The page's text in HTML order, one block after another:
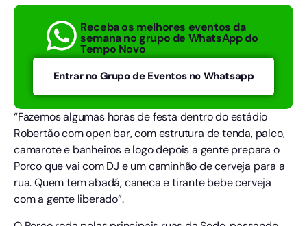
Receba os melhores eventos da
semana no grupo de WhatsApp do
Tempo Novo
Entrar no Grupo de Eventos no Whatsapp
“Fazemos algumas horas de festa dentro do estádio
Robertão com open bar, com estrutura de tenda, palco,
camarote e banheiros e logo depois a gente prepara o
Porco que vai com DJ e um caminhão de cerveja para a
rua. Quem tem abadá, caneca e tirante bebe cerveja
com a gente liberado”.